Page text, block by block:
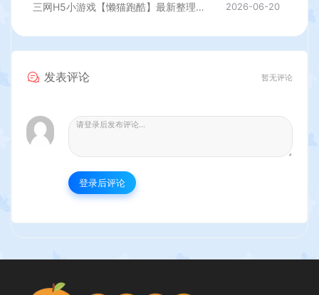
三网H5小游戏【懒猫跑酷】最新整理WIN系服务端+Linux手工服务端+详细搭建教程 2026-06-20
发表评论 暂无评论
登录后评论